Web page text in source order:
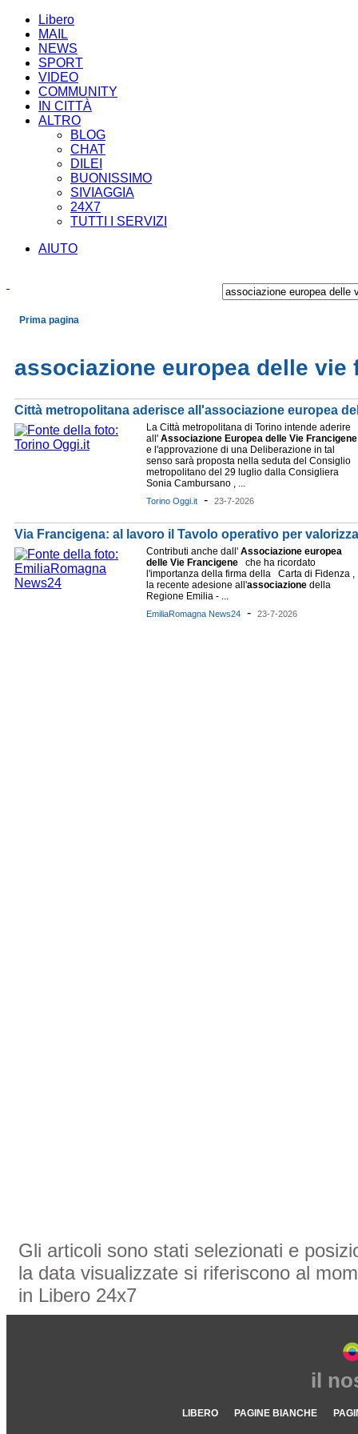
Libero
MAIL
NEWS
SPORT
VIDEO
COMMUNITY
IN CITTÀ
ALTRO
BLOG
CHAT
DILEI
BUONISSIMO
SIVIAGGIA
24X7
TUTTI I SERVIZI
AIUTO
Prima pagina
associazione europea delle vie
Città metropolitana aderisce all'associazione europea
La Città metropolitana di Torino intende aderire
all' Associazione Europea delle Vie Francigene
e l'approvazione di una Deliberazione in tal
senso sarà proposta nella seduta del Consiglio
metropolitano del 29 luglio dalla Consigliera
Sonia Cambursano , ...
Torino Oggi.it - 23-7-2026
Via Francigena: al lavoro il Tavolo operativo per
Contributi anche dall' Associazione europea
delle Vie Francigene che ha ricordato
l'importanza della firma della Carta di Fidenza ,
la recente adesione all'associazione della
Regione Emilia - ...
EmiliaRomagna News24 - 23-7-2026
Gli articoli sono stati selezionati e
la data visualizzate si riferiscono al
in Libero 24x7
il
LIBERO PAGINE BIANCHE